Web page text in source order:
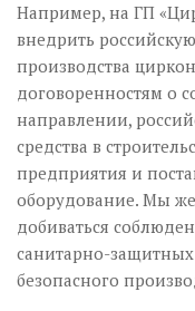
Например, на ГП
внедрить
производства
договоренностям о
направлении,
средства в
предприятия и
оборудование. Мы
добиваться
санитарно-
безопасного